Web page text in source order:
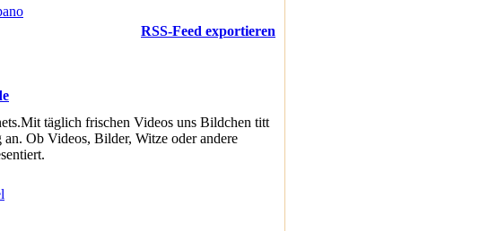
RSS-Feed exportieren
täglich frischen Videos uns Bildchen titt
Ob Videos, Bilder, Witze oder andere